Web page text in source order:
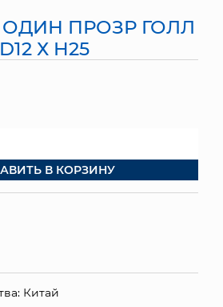
ЯЩИКИ
СУНДУКИ
КАРТЫ
КЛИЕНТАМ
И ОПЛАТА
ОДИН ПРОЗР ГОЛЛ
D12 Х H25
В КОРЗИНУ
Китай